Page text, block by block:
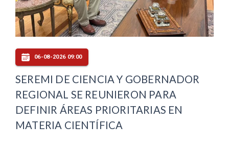
06-08-2026 09:00
SEREMI DE CIENCIA Y GOBERNADOR
REGIONAL SE REUNIERON PARA
DEFINIR ÁREAS PRIORITARIAS EN
MATERIA CIENTÍFICA